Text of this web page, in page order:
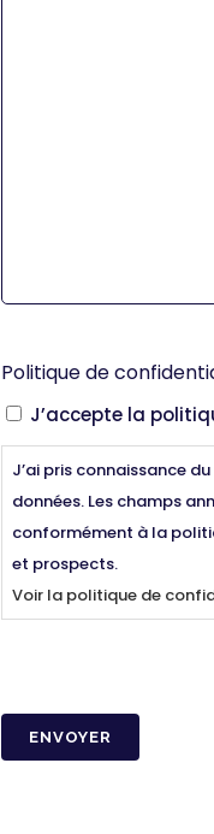
Politique de
J’accepte la
J’ai pris connaissance
données. Les champs
conformément à la
et prospects.
Voir la politique de